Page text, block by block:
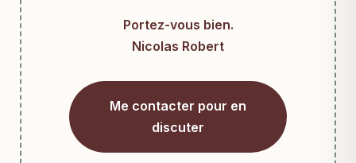
Portez-vous bien.
Nicolas Robert
Me contacter pour en
discuter